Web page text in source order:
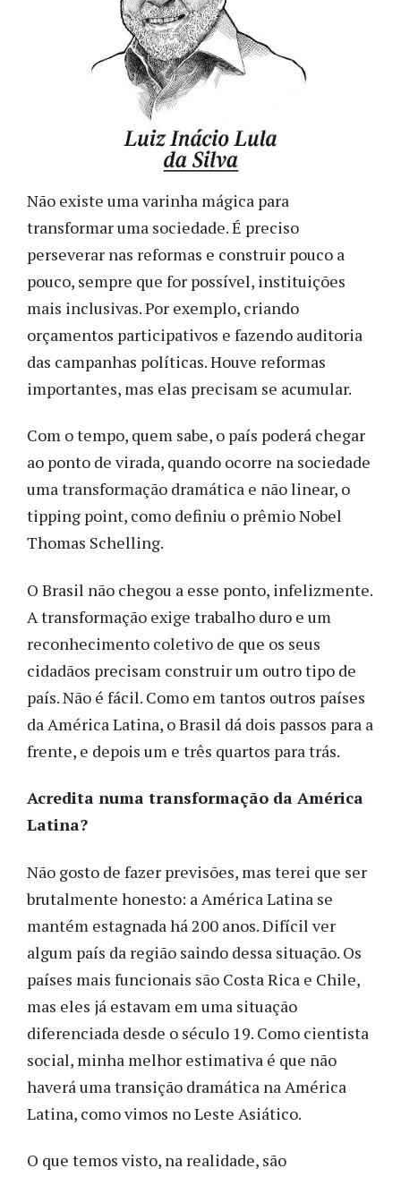
Não existe uma varinha mágica para
transformar uma sociedade. É preciso
perseverar nas reformas e construir pouco a
pouco, sempre que for possível, instituições
mais inclusivas. Por exemplo, criando
orçamentos participativos e fazendo auditoria
das campanhas políticas. Houve reformas
importantes, mas elas precisam se acumular.
Com o tempo, quem sabe, o país poderá chegar
ao ponto de virada, quando ocorre na sociedade
uma transformação dramática e não linear, o
tipping point, como definiu o prêmio Nobel
Thomas Schelling.
O Brasil não chegou a esse ponto, infelizmente.
A transformação exige trabalho duro e um
reconhecimento coletivo de que os seus
cidadãos precisam construir um outro tipo de
país. Não é fácil. Como em tantos outros países
da América Latina, o Brasil dá dois passos para a
frente, e depois um e três quartos para trás.
Acredita numa transformação da América
Latina?
Não gosto de fazer previsões, mas terei que ser
brutalmente honesto: a América Latina se
mantém estagnada há 200 anos. Difícil ver
algum país da região saindo dessa situação. Os
países mais funcionais são Costa Rica e Chile,
mas eles já estavam em uma situação
diferenciada desde o século 19. Como cientista
social, minha melhor estimativa é que não
haverá uma transição dramática na América
Latina, como vimos no Leste Asiático.
O que temos visto, na realidade, são